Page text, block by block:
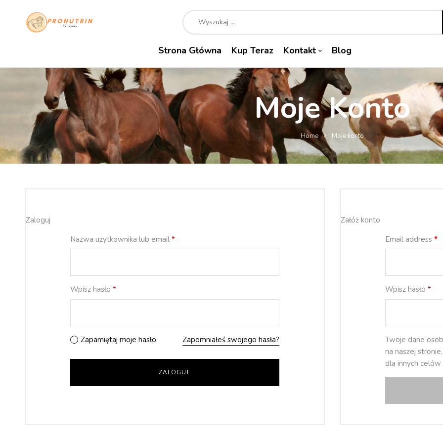
Strona Główna Kup Teraz Kontakt Blog
Moje Konto
Home Moje konto
Zaloguj
Nazwa użytkownika lub email *
Wpisz hasło *
Zapamiętaj moje hasło Zapomniałeś swojego hasła?
Załóż konto
Email address *
Wpisz hasło *
Twoje dane
na naszej
dla innych